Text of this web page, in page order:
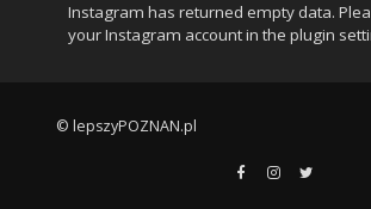
Instagram has returned empty data.
your Instagram account in the plugin
© lepszyPOZNAN.pl